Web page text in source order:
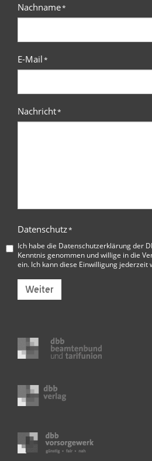
Nachname*
E-Mail*
Nachricht*
Datenschutz*
Ich habe die Datenschutzerklärung der
Kenntnis genommen und willige in die
ein. Ich kann diese Einwilligung jederzeit
Weiter